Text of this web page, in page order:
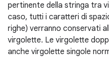
pertinente della stringa tra
caso, tutti i caratteri di
righe) verranno conservati
virgolette. Le virgolette
anche virgolette singole